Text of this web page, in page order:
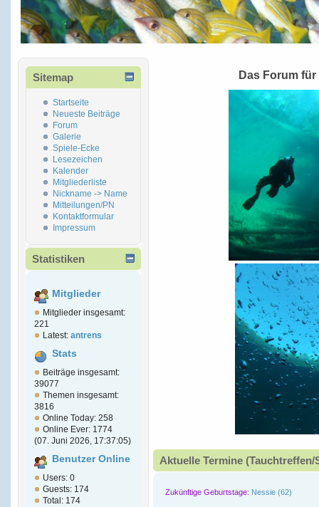
Sitemap
Startseite
Neueste Beiträge
Forum
Galerie
Spiele-Ecke
Lesezeichen
Kalender
Mitgliederliste
Nickname -> Name
Mitteilungen/PN
Kontaktformular
Impressum
Statistiken
Mitglieder
Mitglieder insgesamt:
221
Latest: antrens
Stats
Beiträge insgesamt:
39077
Themen insgesamt:
3816
Online Today: 258
Online Ever: 1774
(07. Juni 2026, 17:37:05)
Benutzer Online
Users: 0
Guests: 174
Total: 174
Das Forum
Aktuelle Termine
Zukünftige Geburtstage: Nessie (62)